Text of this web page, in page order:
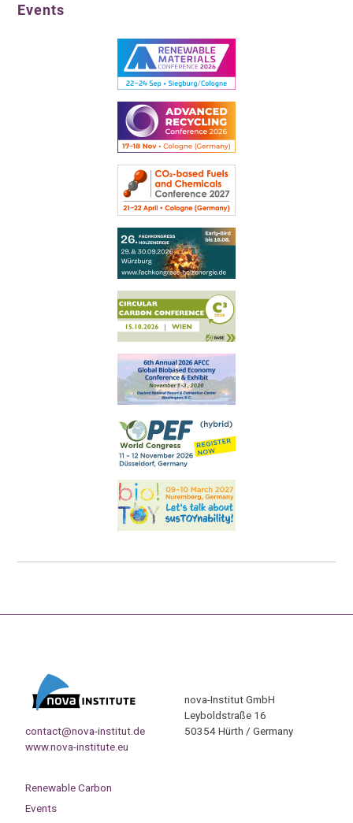
Events
contact@nova-institut.de
www.nova-institute.eu
nova-Institut GmbH
Leyboldstraße 16
50354 Hürth / Germany
Renewable Carbon
Events